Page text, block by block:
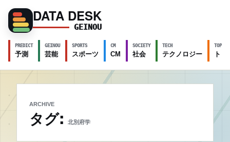
DATA DESK
GEINOU
PREDICT
予測
GEINOU
芸能
SPORTS
スポーツ
CM
CM
SOCIETY
社会
TECH
テクノロジー
TOPICS
ト
ARCHIVE
タグ: 北別府学